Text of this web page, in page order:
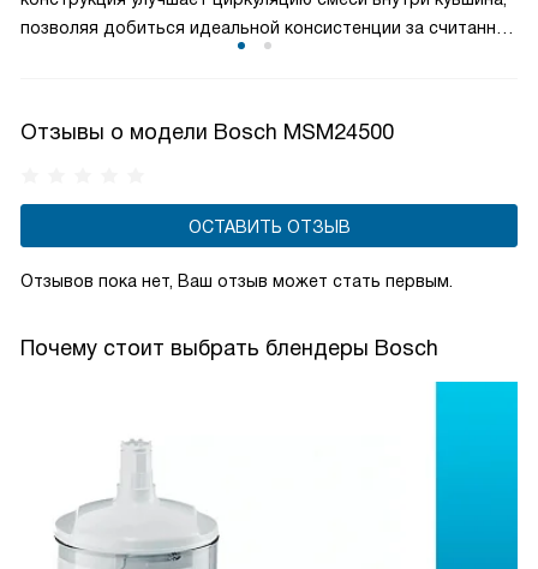
позволяя добиться идеальной консистенции за считанные
QuattroBlade повышает производительность и делает
более удобным и качественным.
Отзывы о модели Bosch MSM24500
ОСТАВИТЬ ОТЗЫВ
Отзывов пока нет, Ваш отзыв может стать первым.
Почему стоит выбрать блендеры Bosch